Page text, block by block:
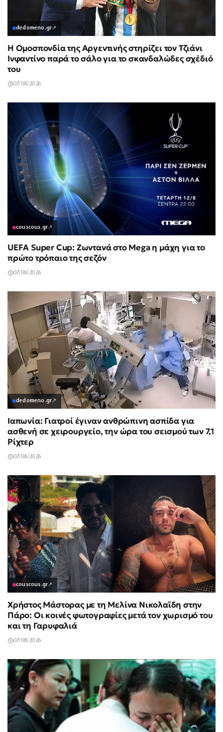
dedomeno.gr↗
Η Ομοσπονδία της Αργεντινής στηρίζει τον Τζιάνι
Ινφαντίνο παρά το σάλο για το σκανδαλώδες σχέδιό
του
07/08/2026
couscous.gr↗
UEFA Super Cup: Ζωντανά στο Mega η μάχη για το
πρώτο τρόπαιο της σεζόν
07/08/2026
dedomeno.gr↗
Ιαπωνία: Γιατροί έγιναν ανθρώπινη ασπίδα για
ασθενή σε χειρουργείο, την ώρα του σεισμού των 7,1
Ρίχτερ
07/08/2026
couscous.gr↗
Χρήστος Μάστορας με τη Μελίνα Νικολαϊδη στην
Πάρο: Οι κοινές φωτογραφίες μετά τον χωρισμό του
και τη Γαρυφαλιά
07/08/2026